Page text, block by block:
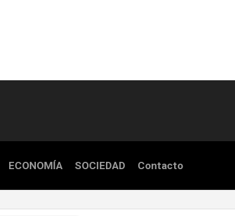
ECONOMÍA SOCIEDAD Contacto